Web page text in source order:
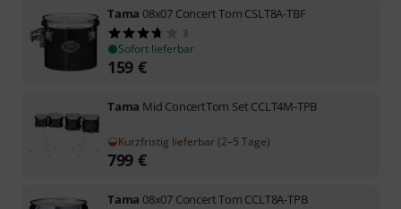
Tama 08x07 Concert Tom CSLT8A-TBF
3
Sofort lieferbar
159 €
Tama Mid ConcertTom Set CCLT4M-TPB
Kurzfristig lieferbar (2–5 Tage)
799 €
Tama 08x07 Concert Tom CCLT8A-TPB